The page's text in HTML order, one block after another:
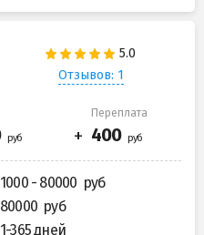
Отзывов: 1
Переплата
1000 - 80000
80000
1-365 дней